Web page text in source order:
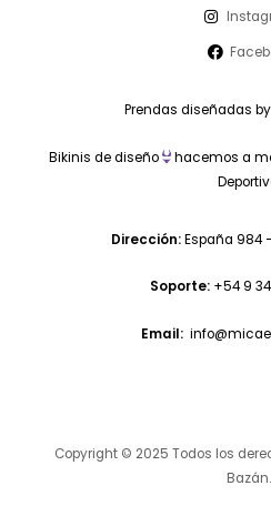
Prendas diseñadas
Bikinis de diseño hacemos a
Dirección:España 984
Soporte: +54 9
Email:
Copyright © 2025 Todos los
Bazán.